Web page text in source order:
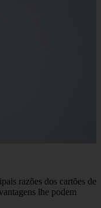
razões dos cartões de
lhe podem